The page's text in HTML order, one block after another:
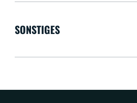
SONSTIGES